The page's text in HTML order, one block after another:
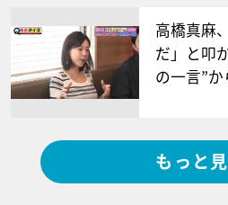
高橋真麻
だ」と叩
の一言”
もっと